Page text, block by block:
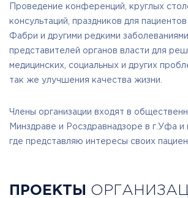
Проведение конференций, круглых
консультаций, праздников для
Фабри и другими редкими
представителей органов власти для
медицинских, социальных и других
так же улучшения качества жизни.
Члены организации входят в
Минздраве и Росздравнадзоре в г.Уфа и
где представляю интересы своих
ПРОЕКТЫ